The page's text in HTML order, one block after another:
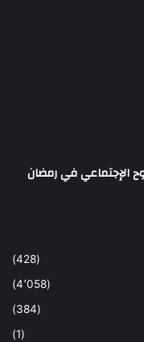
(428)
(4٬058)
(384)
(1)